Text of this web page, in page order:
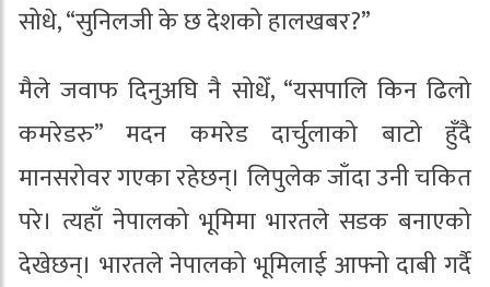
सोधे, “सुनिलजी के छ देशको हालखबर?”
मैले जवाफ दिनुअघि नै सोधेँ, “यसपालि किन ढिलो
कमरेडरु” मदन कमरेड दार्चुलाको बाटो हुँदै
मानसरोवर गएका रहेछन्। लिपुलेक जाँदा उनी चकित
परे। त्यहाँ नेपालको भूमिमा भारतले सडक बनाएको
देखेछन्। भारतले नेपालको भूमिलाई आफ्नो दाबी गर्दै